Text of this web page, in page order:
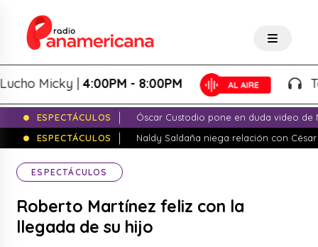
Micky |4:00PM - 8:00PM
ESPECTÁCULOS
Óscar Custodio pone en duda video de
ESPECTÁCULOS
Naldy Saldaña niega relación con
ESPECTÁCULOS
Roberto Martínez feliz con la
llegada de su hijo